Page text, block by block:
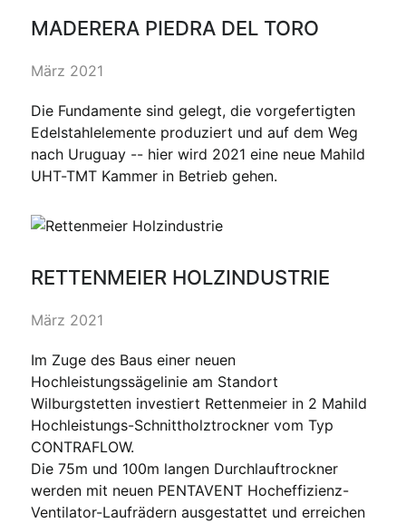
MADERERA PIEDRA DEL TORO
März 2021
Die Fundamente sind gelegt, die vorgefertigten
Edelstahlelemente produziert und auf dem Weg
nach Uruguay -- hier wird 2021 eine neue Mahild
UHT-TMT Kammer in Betrieb gehen.
RETTENMEIER HOLZINDUSTRIE
März 2021
Im Zuge des Baus einer neuen
Hochleistungssägelinie am Standort
Wilburgstetten investiert Rettenmeier in 2 Mahild
Hochleistungs-Schnittholztrockner vom Typ
CONTRAFLOW.
Die 75m und 100m langen Durchlauftrockner
werden mit neuen PENTAVENT Hocheffizienz-
Ventilator-Laufrädern ausgestattet und erreichen